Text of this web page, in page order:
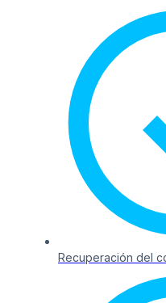
Recuperación del